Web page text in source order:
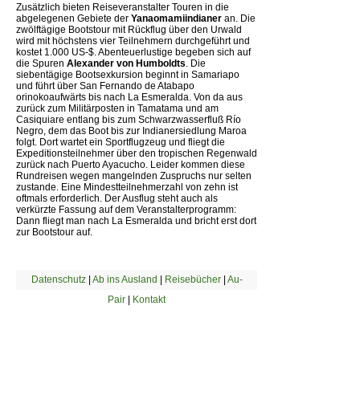
Zusätzlich bieten Reiseveranstalter Touren in die
abgelegenen Gebiete der Yanaomamiindianer an. Die
zwölftägige Bootstour mit Rückflug über den Urwald
wird mit höchstens vier Teilnehmern durchgeführt und
kostet 1.000 US-$. Abenteuerlustige begeben sich auf
die Spuren Alexander von Humboldts . Die
siebentägige Bootsexkursion beginnt in Samariapo
und führt über San Fernando de Atabapo
orinokoaufwärts bis nach La Esmeralda. Von da aus
zurück zum Militärposten in Tamatama und am
Casiquiare entlang bis zum Schwarzwasserfluß Río
Negro, dem das Boot bis zur Indianersiedlung Maroa
folgt. Dort wartet ein Sportflugzeug und fliegt die
Expeditionsteilnehmer über den tropischen Regenwald
zurück nach Puerto Ayacucho. Leider kommen diese
Rundreisen wegen mangelnden Zuspruchs nur selten
zustande. Eine Mindestteilnehmerzahl von zehn ist
oftmals erforderlich. Der Ausflug steht auch als
verkürzte Fassung auf dem Veranstalterprogramm:
Dann fliegt man nach La Esmeralda und bricht erst dort
zur Bootstour auf.
Datenschutz| Ab ins Ausland | Reisebücher| Au-
Pair | Kontakt